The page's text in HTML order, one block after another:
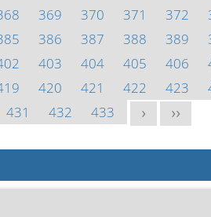
369 370 371 372
386 387 388 389
403 404 405 406
420 421 422 423
431
432 433 > >>